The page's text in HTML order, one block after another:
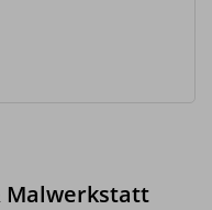
Malwerkstatt